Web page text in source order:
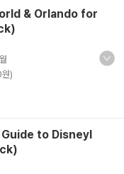
& Orlando for
)
to Disneyl